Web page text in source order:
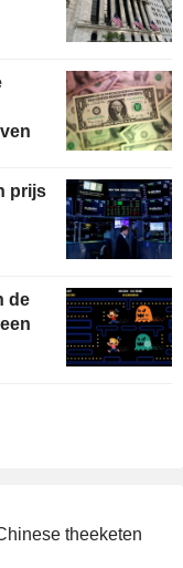
prijs
de
theeketen